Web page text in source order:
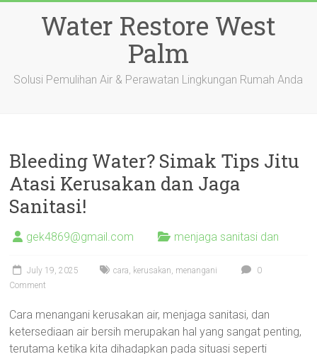
Water Restore West
Palm
Solusi Pemulihan Air & Perawatan Lingkungan Rumah Anda
Bleeding Water? Simak Tips Jitu
Atasi Kerusakan dan Jaga
Sanitasi!
gek4869@gmail.com menjaga sanitasi dan
July 19, 2025 cara, kerusakan, menangani
0
Comment
Cara menangani kerusakan air, menjaga sanitasi, dan
ketersediaan air bersih merupakan hal yang sangat penting,
terutama ketika kita dihadapkan pada situasi seperti